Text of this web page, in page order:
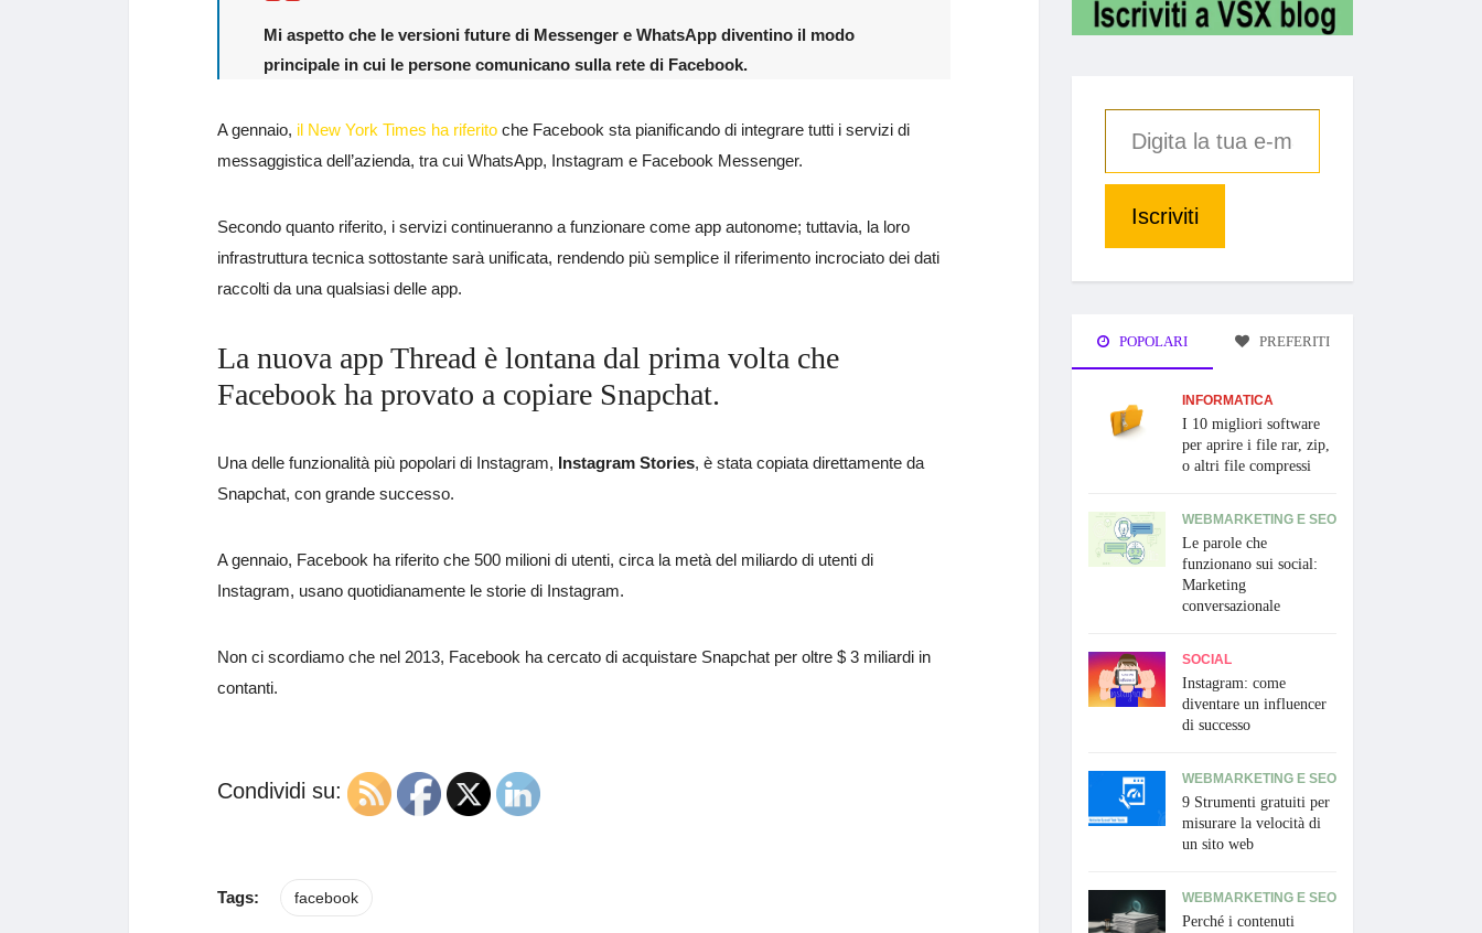
Mi aspetto che le versioni future di Messenger e WhatsApp diventino il modo
principale in cui le persone comunicano sulla rete di Facebook.
A gennaio, il New York Times ha riferito che Facebook sta pianificando di integrare tutti i servizi di
messaggistica dell’azienda, tra cui WhatsApp, Instagram e Facebook Messenger.
Secondo quanto riferito, i servizi continueranno a funzionare come app autonome; tuttavia, la loro
infrastruttura tecnica sottostante sarà unificata, rendendo più semplice il riferimento incrociato dei dati
raccolti da una qualsiasi delle app.
La nuova app Thread è lontana dal prima volta che
Facebook ha provato a copiare Snapchat.
Una delle funzionalità più popolari di Instagram, Instagram Stories, è stata copiata direttamente da
Snapchat, con grande successo.
A gennaio, Facebook ha riferito che 500 milioni di utenti, circa la metà del miliardo di utenti di
Instagram, usano quotidianamente le storie di Instagram.
Non ci scordiamo che nel 2013, Facebook ha cercato di acquistare Snapchat per oltre $ 3 miliardi in
contanti.
Condividi su:
Tags: facebook
Iscriviti
POPOLARI PREFERITI
INFORMATICA
I 10 migliori software
per aprire i file rar, zip,
o altri file compressi
WEBMARKETING E SEO
Le parole che
funzionano sui social:
Marketing
conversazionale
SOCIAL
Instagram: come
diventare un influencer
di successo
WEBMARKETING E SEO
9 Strumenti gratuiti per
misurare la velocità di
un sito web
WEBMARKETING E SEO
Perché i contenuti